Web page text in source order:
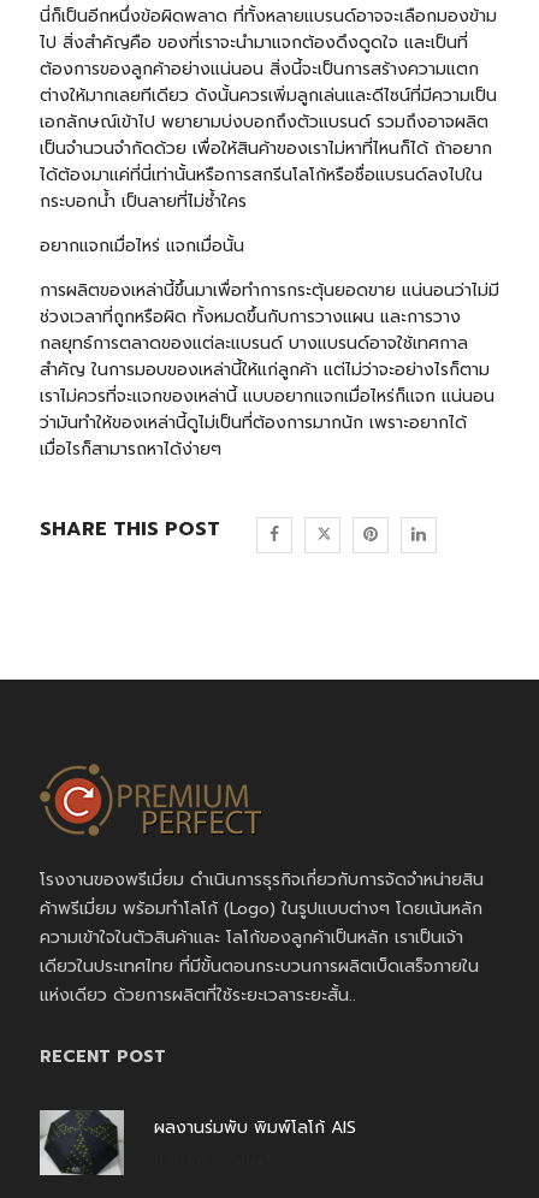
นี่ก็เป็นอีกหนึ่งข้อผิดพลาด ที่ทั้งหลายแบรนด์อาจจะเลือกมองข้าม
ไป สิ่งสำคัญคือ ของที่เราจะนำมาแจกต้องดึงดูดใจ และเป็นที่
ต้องการของลูกค้าอย่างแน่นอน สิ่งนี้จะเป็นการสร้างความแตก
ต่างให้มากเลยทีเดียว ดังนั้นควรเพิ่มลูกเล่นและดีไซน์ที่มีความเป็น
เอกลักษณ์เข้าไป พยายามบ่งบอกถึงตัวแบรนด์ รวมถึงอาจผลิต
เป็นจำนวนจำกัดด้วย เพื่อให้สินค้าของเราไม่หาที่ไหนก็ได้ ถ้าอยาก
ได้ต้องมาแค่ที่นี่เท่านั้นหรือการสกรีนโลโก้หรือชื่อแบรนด์ลงไปใน
กระบอกน้ำเป็นลายที่ไม่ซ้ำใคร
อยากแจกเมื่อไหร่ แจกเมื่อนั้น
การผลิตของเหล่านี้ขึ้นมาเพื่อทำการกระตุ้นยอดขาย แน่นอนว่าไม่มี
ช่วงเวลาที่ถูกหรือผิด ทั้งหมดขึ้นกับการวางแผน และการวาง
กลยุทธ์การตลาดของแต่ละแบรนด์ บางแบรนด์อาจใช้เทศกาล
สำคัญ ในการมอบของเหล่านี้ให้แก่ลูกค้า แต่ไม่ว่าจะอย่างไรก็ตาม
เราไม่ควรที่จะแจกของเหล่านี้ แบบอยากแจกเมื่อไหร่ก็แจก แน่นอน
ว่ามันทำให้ของเหล่านี้ดูไม่เป็นที่ต้องการมากนัก เพราะอยากได้
เมื่อไรก็สามารถหาได้ง่ายๆ
SHARE THIS POST
โรงงานของพรีเมี่ยม ดำเนินการธุรกิจเกี่ยวกับการจัดจำหน่ายสิน
ค้าพรีเมี่ยม พร้อมทำโลโก้ (Logo) ในรูปแบบต่างๆ โดยเน้นหลัก
ความเข้าใจในตัวสินค้าและ โลโก้ของลูกค้าเป็นหลัก เราเป็นเจ้า
เดียวในประเทศไทย ที่มีขั้นตอนกระบวนการผลิตเบ็ดเสร็จภายใน
แห่งเดียว ด้วยการผลิตที่ใช้ระยะเวลาระยะสั้น..
RECENT POST
ผลงานร่มพับ พิมพ์โลโก้ AIS